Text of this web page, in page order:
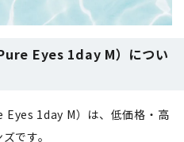
Eyes 1day M）につい
Eyes 1day M）は、低価格・高
です。